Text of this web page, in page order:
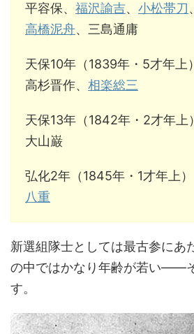
平容保、 福沢諭吉、 小松帯刀、
高橋泥舟、三島通庸
天保10年（1839年・5才年上
高杉晋作、 相楽総三
天保13年（1842年・2才年上
大山巌
弘化2年（1845年・1才年上）
八重
新選組隊士としては最古参にあ
の中ではかなり年齢が若い――
す。